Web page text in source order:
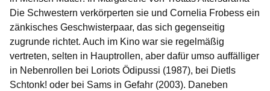
Die Schwestern verkörperten sie und Cornelia Frobess ein
zänkisches Geschwisterpaar, das sich gegenseitig
zugrunde richtet. Auch im Kino war sie regelmäßig
vertreten, selten in Hauptrollen, aber dafür umso auffälliger
in Nebenrollen bei Loriots Ödipussi (1987), bei Dietls
Schtonk! oder bei Sams in Gefahr (2003). Daneben